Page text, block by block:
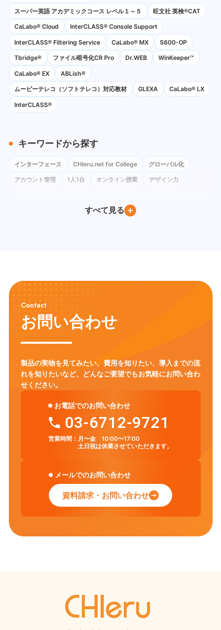
スーパー英語 アカデミックコース レベル１～５ 旺文社 英検®CAT
CaLabo®︎ Cloud InterCLASS®︎ Console Support
InterCLASS®︎ Filtering Service CaLabo® MX S600-OP
Tbridge® ファイル暗号化CR Pro Dr.WEB WinKeeper™
CaLabo® EX ABLish®
ムービーテレコ（ソフトテレコ）対応教材 GLEXA CaLabo® LX
InterCLASS®
キーワードから探す
インターフェース CHIeru.net for College グローバル化
アカウント管理 1人1台 オンライン授業 デザイン力
iPad Google Workspace for Education
英語教育 ICT環境 情報リテラシー
モジュール学習 タブレット
アクティブ・ラーニング ICT セキュリティ対策
すべて見る
Contact
お問い合わせ
製品の実物を見てみたい、費用を知りたい、導入までの流
れを知りたいなど、
どんなご要望でもお気軽にお問い合わ
せください。
お電話でのお問い合わせ
03-6712-9721
営業時間： 月〜金 10:00〜17:00
土日祝は休業させていただきます。
メールでのお問い合わせ
資料請求・お問い合わせ